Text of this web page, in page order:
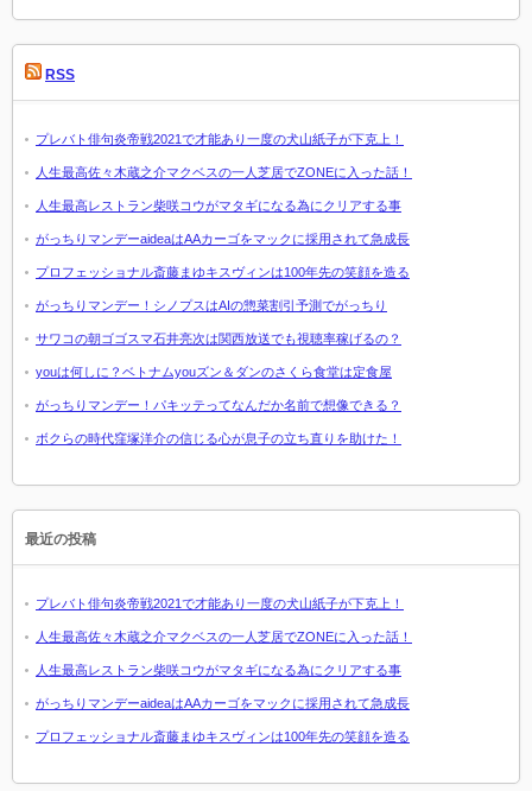
RSS
プレバト俳句炎帝戦2021で才能あり一度の犬山紙子が下克上！
人生最高佐々木蔵之介マクベスの一人芝居でZONEに入った話！
人生最高レストラン柴咲コウがマタギになる為にクリアする事
がっちりマンデーaideaはAAカーゴをマックに採用されて急成長
プロフェッショナル斎藤まゆキスヴィンは100年先の笑顔を造る
がっちりマンデー！シノプスはAIの惣菜割引予測でがっちり
サワコの朝ゴゴスマ石井亮次は関西放送でも視聴率稼げるの？
youは何しに？ベトナムyouズン＆ダンのさくら食堂は定食屋
がっちりマンデー！パキッテってなんだか名前で想像できる？
ボクらの時代窪塚洋介の信じる心が息子の立ち直りを助けた！
最近の投稿
プレバト俳句炎帝戦2021で才能あり一度の犬山紙子が下克上！
人生最高佐々木蔵之介マクベスの一人芝居でZONEに入った話！
人生最高レストラン柴咲コウがマタギになる為にクリアする事
がっちりマンデーaideaはAAカーゴをマックに採用されて急成長
プロフェッショナル斎藤まゆキスヴィンは100年先の笑顔を造る